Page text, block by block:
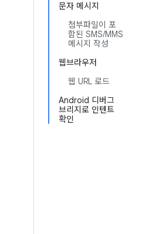
문자 메시지
첨부파일이 포
함된 SMS/MMS
메시지 작성
웹브라우저
웹 URL 로드
Android 디버그
브리지로 인텐트
확인